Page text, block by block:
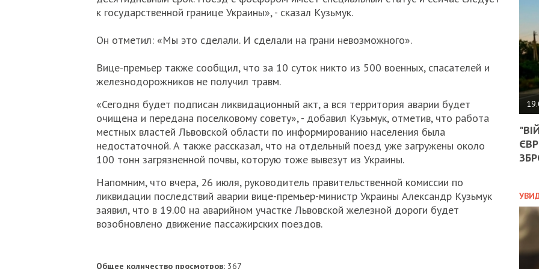
к государственной границе Украины», - сказал Кузьмук.
Он отметил: «Мы это сделали. И сделали на грани невозможного».
Вице-премьер также сообщил, что за 10 суток никто из 500 военных, спасателей и
железнодорожников не получил травм.
«Сегодня будет подписан ликвидационный акт, а вся территория аварии будет
очищена и передана поселковому совету», - добавил Кузьмук, отметив, что работа
местных властей Львовской области по информированию населения была
недостаточной. А также рассказал, что на отдельный поезд уже загружены около
100 тонн загрязненной почвы, которую тоже вывезут из Украины.
Напомним, что вчера, 26 июля, руководитель правительственной комиссии по
ликвидации последствий аварии вице-премьер-министр Украины Александр Кузьмук
заявил, что в 19.00 на аварийном участке Львовской железной дороги будет
возобновлено движение пассажирских поездов.
Общее количество просмотров:367
НА